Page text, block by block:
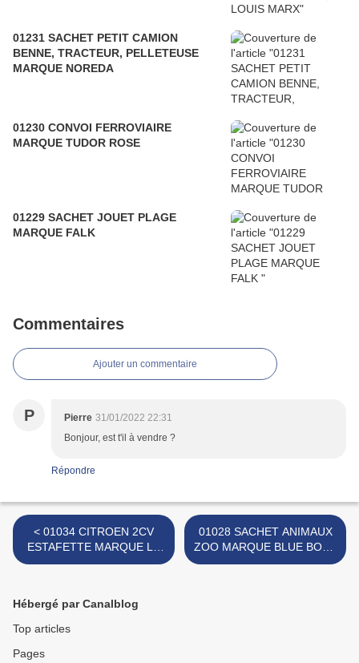
01231 SACHET PETIT CAMION
BENNE, TRACTEUR, PELLETEUSE
MARQUE NOREDA
01230 CONVOI FERROVIAIRE
MARQUE TUDOR ROSE
01229 SACHET JOUET PLAGE
MARQUE FALK
Commentaires
Ajouter un commentaire
P Pierre 31/01/2022 22:31
Bonjour, est t'il à vendre ?
Répondre
< 01034 CITROEN 2CV
ESTAFETTE MARQUE LS
LSP
01028 SACHET ANIMAUX
ZOO MARQUE BLUE BOX -
MF >
Hébergé par Canalblog
Top articles
Pages